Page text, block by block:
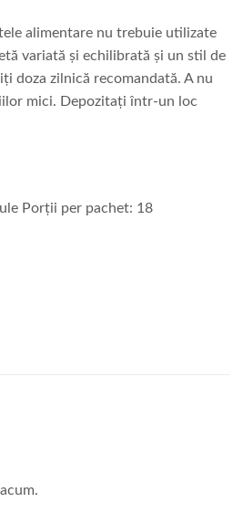
alimentare nu trebuie utilizate
variată și echilibrată și un stil de
doza zilnică recomandată. A nu
mici. Depozitați într-un loc
Porții per pachet: 18